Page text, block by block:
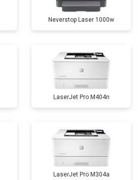
Neverstop Laser 1000w
LaserJet Pro M404n
LaserJet Pro M304a